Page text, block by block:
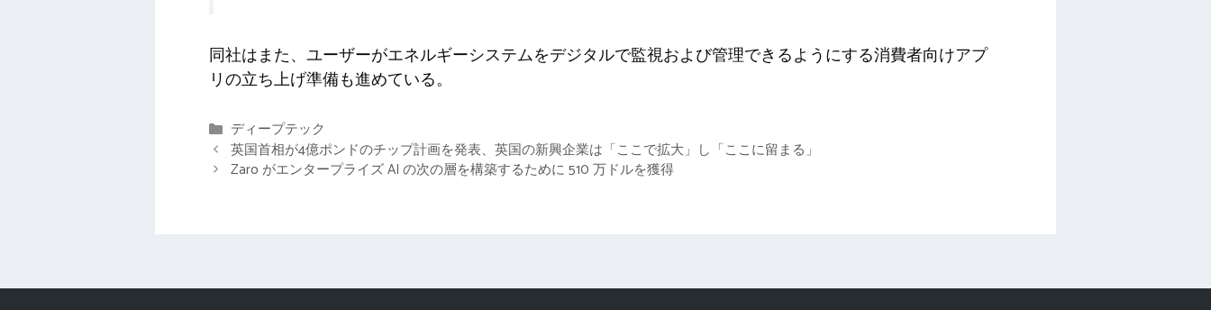
同社はまた、ユーザーがエネルギーシステムをデジタルで監視および管理できるようにする消費者向けアプ
リの立ち上げ準備も進めている。
カ
テ
ゴ
ディープテック
英国首相が4億ポンドのチップ計画を発表、英国の新興企業は「ここで拡大」し「ここに留まる」
Zaro がエンタープライズ AI の次の層を構築するために 510 万ドルを獲得